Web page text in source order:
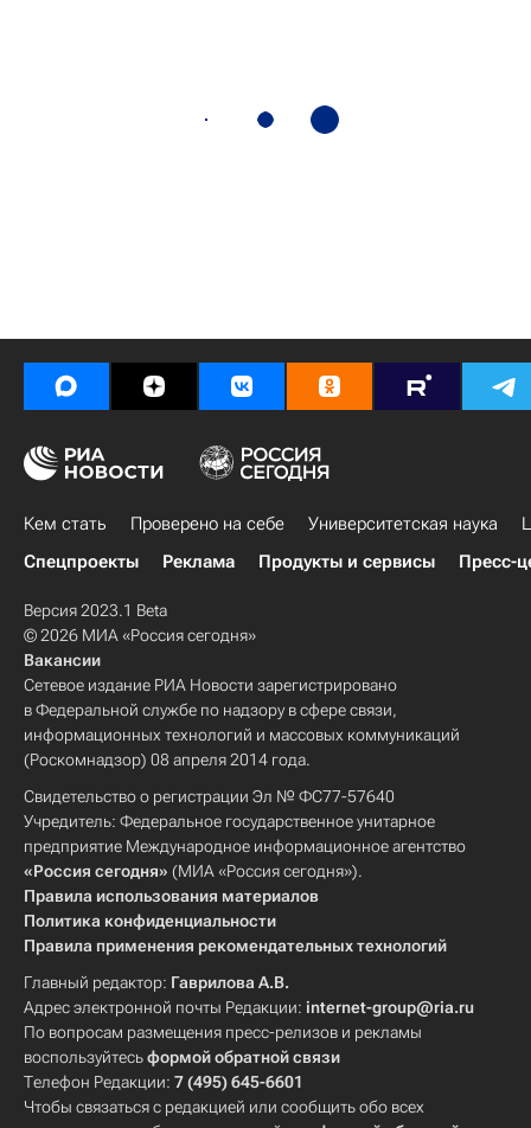
Кем стать Проверено на себе Университетская наука
Спецпроекты
Реклама Продукты и сервисы Пресс-
Версия 2023.1 Beta
© 2026 МИА «Россия сегодня»
Вакансии
Сетевое издание РИА Новости зарегистрировано
в Федеральной службе по надзору в сфере связи,
информационных технологий и массовых коммуникаций
(Роскомнадзор) 08 апреля 2014 года.
Свидетельство о регистрации Эл № ФС77-57640
Учредитель: Федеральное государственное унитарное
предприятие Международное информационное агентство
«Россия сегодня» (МИА «Россия сегодня»).
Правила использования материалов
Политика конфиденциальности
Правила применения рекомендательных технологий
Главный редактор: Гаврилова А.В.
Адрес электронной почты Редакции: internet-group@ria.ru
По вопросам размещения пресс-релизов и рекламы
воспользуйтесьформой обратной связи
Телефон Редакции: 7 (495) 645-6601
Чтобы связаться с редакцией или сообщить обо всех